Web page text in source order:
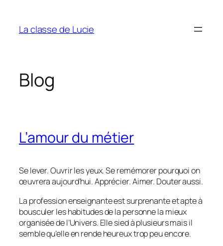
contenu
La classe de Lucie
Blog
L’amour du métier
Se lever. Ouvrir les yeux. Se remémorer pourquoi on
œuvrera aujourd’hui. Apprécier. Aimer. Douter aussi.
La profession enseignante est surprenante et apte à
bousculer les habitudes de la personne la mieux
organisée de l’Univers. Elle sied à plusieurs mais il
semble qu’elle en rende heureux trop peu encore.